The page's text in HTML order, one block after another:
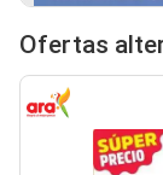
Ofertas